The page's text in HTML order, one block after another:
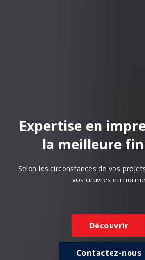
Expertise en
la meilleure
Selon les circonstances de vos
vos œuvres en norme
Découvrir
Contactez-nous